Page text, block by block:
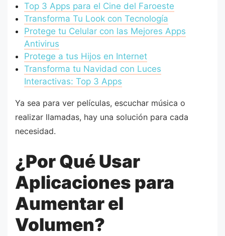
Top 3 Apps para el Cine del Faroeste
Transforma Tu Look con Tecnología
Protege tu Celular con las Mejores Apps
Antivirus
Protege a tus Hijos en Internet
Transforma tu Navidad con Luces
Interactivas: Top 3 Apps
Ya sea para ver películas, escuchar música o
realizar llamadas, hay una solución para cada
necesidad.
¿Por Qué Usar
Aplicaciones para
Aumentar el
Volumen?